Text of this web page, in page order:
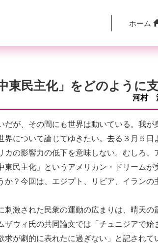
ホーム
東民主化」をどのように
河村
が、その間にも世界は動いている。我
界について論じてゆきたい。去る３月５
カの影響力の低下を意味しない。むしろ
東民主化」というアメリカン・ドリーム
？今回は、エジプト、リビア、イランの
激された民衆の運動の広まりは、晴天の
ザウィ氏の共同論文では「チュニジアで
求が劇的に表れたに過ぎない」と記され